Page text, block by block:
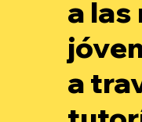
a las
a